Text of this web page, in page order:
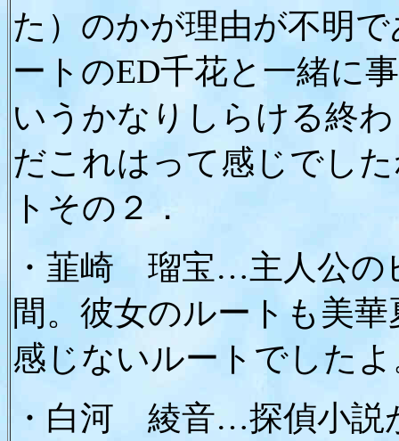
た）のかが理由が不明
ートのED千花と一緒に
いうかなりしらける終
だこれはって感じでし
トその２．
・韮崎 瑠宝…主人公の
間。彼女のルートも美
感じないルートでした
・白河 綾音…探偵小説